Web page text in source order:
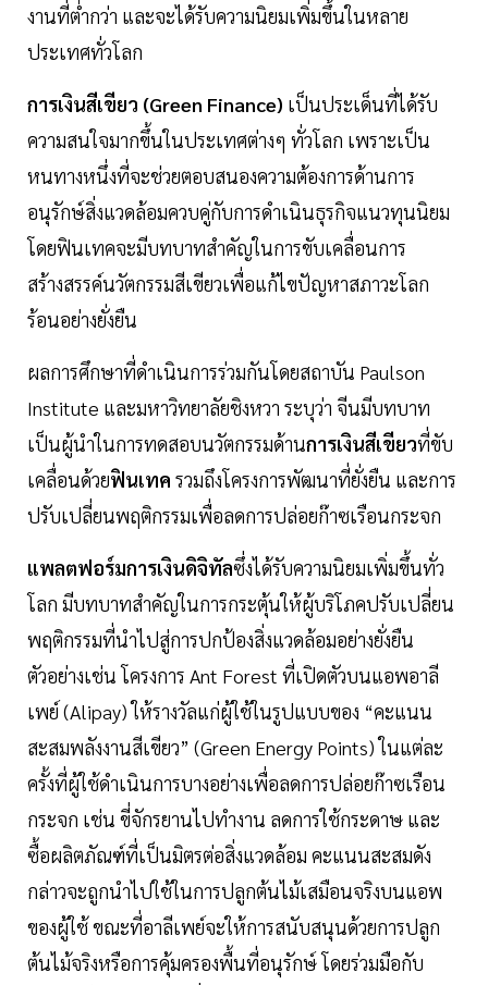
งานที่ต่ำกว่า และจะได้รับความนิยมเพิ่มขึ้นในหลาย
ประเทศทั่วโลก
การเงินสีเขียว (Green Finance) เป็นประเด็นที่ได้รับ
ความสนใจมากขึ้นในประเทศต่างๆ ทั่วโลก เพราะเป็น
หนทางหนึ่งที่จะช่วยตอบสนองความต้องการด้านการ
อนุรักษ์สิ่งแวดล้อมควบคู่กับการดำเนินธุรกิจแนวทุนนิยม
โดยฟินเทคจะมีบทบาทสำคัญในการขับเคลื่อนการ
สร้างสรรค์นวัตกรรมสีเขียวเพื่อแก้ไขปัญหาสภาวะโลก
ร้อนอย่างยั่งยืน
ผลการศึกษาที่ดำเนินการร่วมกันโดยสถาบัน Paulson
Institute และมหาวิทยาลัยชิงหวา ระบุว่า จีนมีบทบาท
เป็นผู้นำในการทดสอบนวัตกรรมด้านการเงินสีเขียวที่ขับ
เคลื่อนด้วยฟินเทค รวมถึงโครงการพัฒนาที่ยั่งยืน และการ
ปรับเปลี่ยนพฤติกรรมเพื่อลดการปล่อยก๊าซเรือนกระจก
แพลตฟอร์มการเงินดิจิทัลซึ่งได้รับความนิยมเพิ่มขึ้นทั่ว
โลก มีบทบาทสำคัญในการกระตุ้นให้ผู้บริโภคปรับเปลี่ยน
พฤติกรรมที่นำไปสู่การปกป้องสิ่งแวดล้อมอย่างยั่งยืน
ตัวอย่างเช่น โครงการ Ant Forest ที่เปิดตัวบนแอพอาลี
เพย์ (Alipay) ให้รางวัลแก่ผู้ใช้ในรูปแบบของ “คะแนน
สะสมพลังงานสีเขียว” (Green Energy Points) ในแต่ละ
ครั้งที่ผู้ใช้ดำเนินการบางอย่างเพื่อลดการปล่อยก๊าซเรือน
กระจก เช่น ขี่จักรยานไปทำงาน ลดการใช้กระดาษ และ
ซื้อผลิตภัณฑ์ที่เป็นมิตรต่อสิ่งแวดล้อม คะแนนสะสมดัง
กล่าวจะถูกนำไปใช้ในการปลูกต้นไม้เสมือนจริงบนแอพ
ของผู้ใช้ ขณะที่อาลีเพย์จะให้การสนับสนุนด้วยการปลูก
ต้นไม้จริงหรือการคุ้มครองพื้นที่อนุรักษ์ โดยร่วมมือกับ